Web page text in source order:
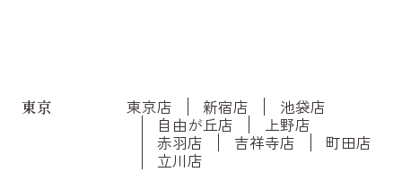
東京 東京店 新宿店
池袋店
自由が丘店
上野店
赤羽店
吉祥寺店
町田店
立川店